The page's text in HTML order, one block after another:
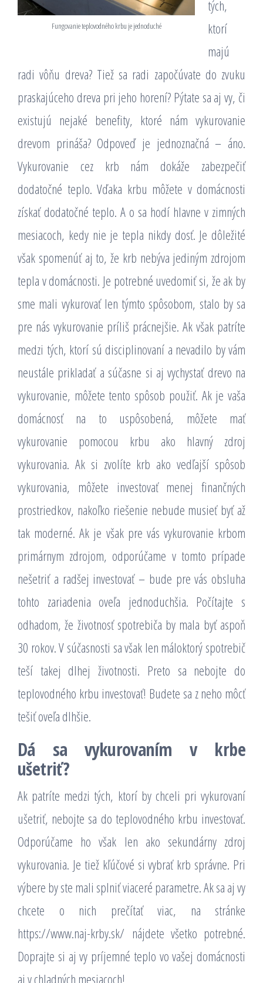
Fungovanie teplovodného krbu je jednoduché
tých,
ktorí
majú
radi vôňu dreva? Tiež sa radi započúvate do zvuku
praskajúceho dreva pri jeho horení? Pýtate sa aj vy, či
existujú nejaké benefity, ktoré nám vykurovanie
drevom prináša? Odpoveď je jednoznačná – áno.
Vykurovanie cez krb nám dokáže zabezpečiť
dodatočné teplo. Vďaka krbu môžete v domácnosti
získať dodatočné teplo. A o sa hodí hlavne v zimných
mesiacoch, kedy nie je tepla nikdy dosť. Je dôležité
však spomenúť aj to, že krb nebýva jediným zdrojom
tepla v domácnosti. Je potrebné uvedomiť si, že ak by
sme mali vykurovať len týmto spôsobom, stalo by sa
pre nás vykurovanie príliš prácnejšie. Ak však patríte
medzi tých, ktorí sú disciplinovaní a nevadilo by vám
neustále prikladať a súčasne si aj vychystať drevo na
vykurovanie, môžete tento spôsob použiť. Ak je vaša
domácnosť na to uspôsobená, môžete mať
vykurovanie pomocou krbu ako hlavný zdroj
vykurovania. Ak si zvolíte krb ako vedľajší spôsob
vykurovania, môžete investovať menej finančných
prostriedkov, nakoľko riešenie nebude musieť byť až
tak moderné. Ak je však pre vás vykurovanie krbom
primárnym zdrojom, odporúčame v tomto prípade
nešetriť a radšej investovať – bude pre vás obsluha
tohto zariadenia oveľa jednoduchšia. Počítajte s
odhadom, že životnosť spotrebiča by mala byť aspoň
30 rokov. V súčasnosti sa však len máloktorý spotrebič
teší takej dlhej životnosti. Preto sa nebojte do
teplovodného krbu investovať! Budete sa z neho môcť
tešiť oveľa dlhšie.
Dá sa vykurovaním v krbe
ušetriť?
Ak patríte medzi tých, ktorí by chceli pri vykurovaní
ušetriť, nebojte sa do teplovodného krbu investovať.
Odporúčame ho však len ako sekundárny zdroj
vykurovania. Je tiež kľúčové si vybrať krb správne. Pri
výbere by ste mali splniť viaceré parametre. Ak sa aj vy
chcete o nich prečítať viac, na stránke
https://www.naj-krby.sk/ nájdete všetko potrebné.
Doprajte si aj vy príjemné teplo vo vašej domácnosti
aj v chladných mesiacoch!